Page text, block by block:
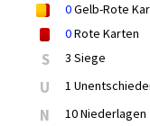
0Gelb-Rote
0Rote Karten
S 3 Siege
U 1
N 10 Niederlagen